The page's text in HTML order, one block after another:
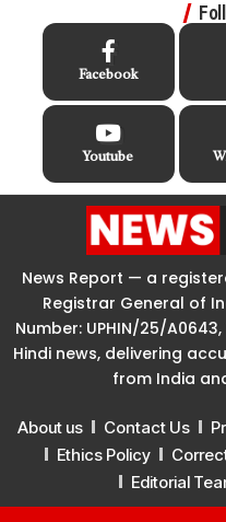
Facebook
Youtube
News Report — a
Registrar General of
Number: UPHIN/25/
Hindi news, delivering
from India
About us Contact Us
Ethics Policy
Editorial